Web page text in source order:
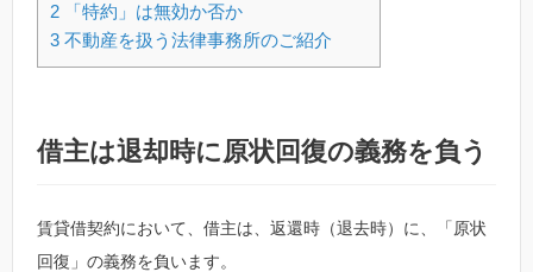
2 「特約」は無効か否か
3 不動産を扱う法律事務所のご紹介
借主は退却時に原状回復の義務を負う
賃貸借契約において、借主は、返還時（退去時）に、「原状
回復」の義務を負います。